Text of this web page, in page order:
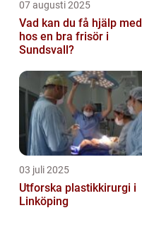
07 augusti 2025
Vad kan du få hjälp med
hos en bra frisör i
Sundsvall?
03 juli 2025
Utforska plastikkirurgi i
Linköping